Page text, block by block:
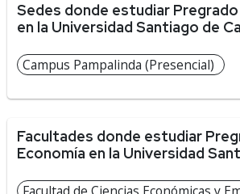
Sedes donde estudiar
en la Universidad Santiago de
Campus Pampalinda (Presencial)
Facultades donde estudiar
Economía en la Universidad